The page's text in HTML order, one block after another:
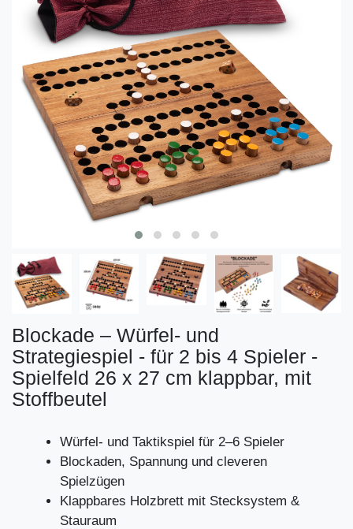
Blockade – Würfel- und
Strategiespiel - für 2 bis 4 Spieler -
Spielfeld 26 x 27 cm klappbar, mit
Stoffbeutel
Würfel- und Taktikspiel für 2–6 Spieler
Blockaden, Spannung und cleveren
Spielzügen
Klappbares Holzbrett mit Stecksystem &
Stauraum